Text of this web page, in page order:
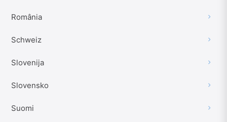
România
Schweiz
Slovenija
Slovensko
Suomi